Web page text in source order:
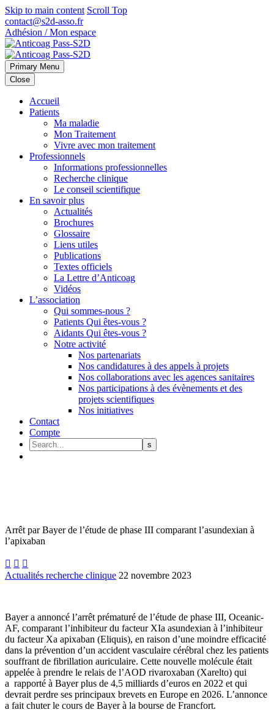
Skip to main content Scroll Top
contact@s2d-asso.fr
Adhésion / Mon espace
Primary Menu
Close
Accueil
Patients
Ma maladie
Mon Traitement
Vivre avec mon traitement
Professionnels
Informations professionnelles
Recherche clinique
Le conseil scientifique
En savoir plus
Actualités
Brochures
Glossaire
Liens utiles
Publications
Textes officiels
La Lettre d’Anticoag
Vidéos
L’association
Qui sommes-nous ?
Patients Qui êtes-vous ?
Aidants Qui êtes-vous ?
Notre activité
Nos partenariats
Nos candidatures à des appels à projets
Nos collaborations avec les agences sanitaires
Nos participations à des évènements et des
projets scientifiques
Nos initiatives
Contact
Compte
Arrêt par Bayer de l’étude de phase III comparant l’asundexian à
l’apixaban
  
Actualités recherche clinique 22 novembre 2023
Bayer a annoncé l’arrêt prématuré de l’étude de phase III, Oceanic-
AF, comparant l’inhibiteur du facteur XIa asundexian à l’inhibiteur
du facteur Xa apixaban (Eliquis), en raison d’une moindre efficacité
dans la prévention d’un accident vasculaire cérébral chez les patients
souffrant de fibrillation auriculaire. Cette nouvelle molécule était
appelée à prendre le relais de l’AOD rivaroxaban (Xarelto) qui
a rapporté à Bayer plus de 4,5 milliards d’euros en 2022 et qui
devrait perdre ses principaux brevets en Europe en 2026. L’annonce
a fait chuter le cours de Bayer à la bourse de Francfort.